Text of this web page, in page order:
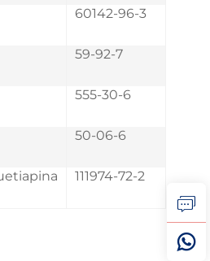
60142-96-3
59-92-7
555-30-6
50-06-6
111974-72-2